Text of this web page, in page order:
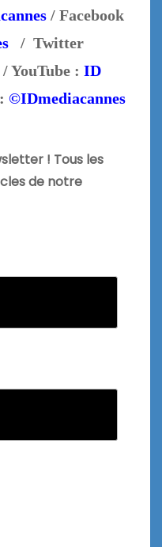
/ Facebook
/ Twitter
YouTube : ID
©IDmediacannes
! Tous les
de notre